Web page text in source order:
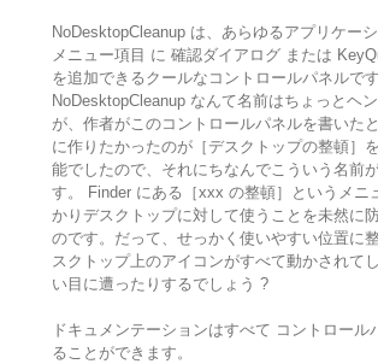
NoDesktopCleanup は、あらゆるアプリケー
メニュー項目 に 確認ダイアログ または
を追加できるクールなコントロールパネルです
NoDesktopCleanup なんて名前はちょっとヘ
が、作者がこのコントロールパネルを書いた
に作りたかったのが［デスクトップの整頓］
能でしたので、それにちなんでこういう名前
す。 Finder にある［xxx の整頓］というメニ
かりデスクトップに対して使うことを未然に
のです。だって、せっかく使いやすい位置に
スクトップ上のアイコンがすべて動かされて
い目に遭ったりするでしょう ?
ドキュメンテーションはすべて コントロール
ることができます。